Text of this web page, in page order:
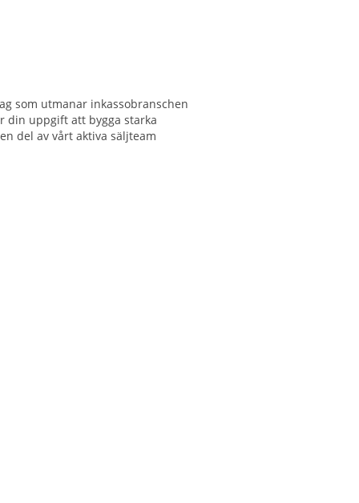
som utmanar inkassobranschen
din uppgift att bygga starka
del av vårt aktiva säljteam